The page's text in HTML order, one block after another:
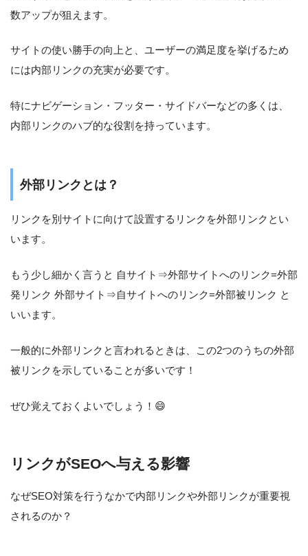
数アップが狙えます。
サイトの使い勝手の向上と、ユーザーの満足度を挙げるため
には内部リンクの充実が必要です。
特にナビゲーション・フッター・サイドバーなどの多くは、
内部リンクのハブ的な役割を持っています。
外部リンクとは？
リンクを別サイトに向けて設置するリンクを外部リンクとい
います。
もう少し細かく言うと 自サイト⇒外部サイトへのリンク=外部
発リンク 外部サイト⇒自サイトへのリンク=外部被リンク と
いいます。
一般的に外部リンクと言われるときは、この2つのうちの外部
被リンクを示していることが多いです！
ぜひ覚えておくよいでしょう！😄
リンクがSEOへ与える影響
なぜSEO対策を行うなかで内部リンクや外部リンクが重要視
されるのか？